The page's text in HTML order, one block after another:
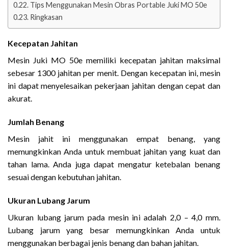
Tips Menggunakan Mesin Obras Portable Juki MO 50e
Ringkasan
Kecepatan Jahitan
Mesin Juki MO 50e memiliki kecepatan jahitan maksimal
sebesar 1300 jahitan per menit. Dengan kecepatan ini, mesin
ini dapat menyelesaikan pekerjaan jahitan dengan cepat dan
akurat.
Jumlah Benang
Mesin jahit ini menggunakan empat benang, yang
memungkinkan Anda untuk membuat jahitan yang kuat dan
tahan lama. Anda juga dapat mengatur ketebalan benang
sesuai dengan kebutuhan jahitan.
Ukuran Lubang Jarum
Ukuran lubang jarum pada mesin ini adalah 2,0 – 4,0 mm.
Lubang jarum yang besar memungkinkan Anda untuk
menggunakan berbagai jenis benang dan bahan jahitan.